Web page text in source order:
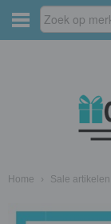
Home › Sale artikelen